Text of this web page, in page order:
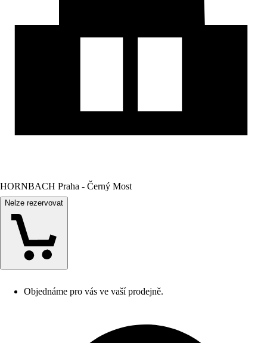
HORNBACH Praha - Černý Most
Nelze rezervovat
Objednáme pro vás ve vaší prodejně.